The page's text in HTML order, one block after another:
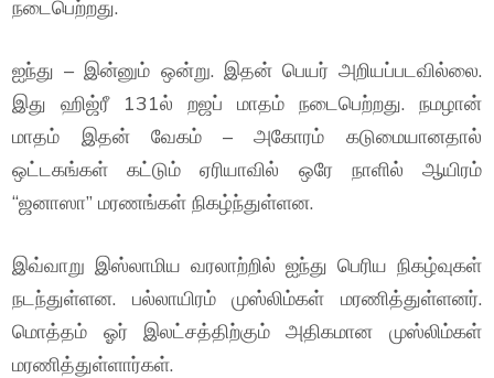
நடைபெற்றது.
ஐந்து – இன்னும் ஒன்று. இதன் பெயர் அறியப்படவில்லை.
இது ஹிஜ்ரீ 131ல் றஜப் மாதம் நடைபெற்றது. நமழான்
மாதம் இதன் வேகம் – அகோரம் கடுமையானதால்
ஒட்டகங்கள் கட்டும் ஏரியாவில் ஒரே நாளில் ஆயிரம்
“ஜனாஸா” மரணங்கள் நிகழ்ந்துள்ளன.
இவ்வாறு இஸ்லாமிய வரலாற்றில் ஐந்து பெரிய நிகழ்வுகள்
நடந்துள்ளன. பல்லாயிரம் முஸ்லிம்கள் மரணித்துள்ளனர்.
மொத்தம் ஓர் இலட்சத்திற்கும் அதிகமான முஸ்லிம்கள்
மரணித்துள்ளார்கள்.